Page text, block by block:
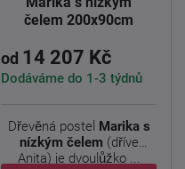
čelem 200x90cm
od 14 207 Kč
Dodáváme do 1-3 týdnů
Dřevěná postel Marika s
nízkým čelem (dříve
Anita) je dvoulůžko ...